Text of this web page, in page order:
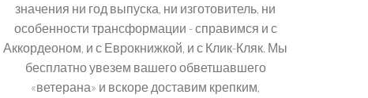
значения ни год выпуска, ни изготовитель, ни
особенности трансформации - справимся и с
Аккордеоном, и с Еврокнижкой, и с Клик-Кляк. Мы
бесплатно увезем вашего обветшавшего
«ветерана» и вскоре доставим крепким,